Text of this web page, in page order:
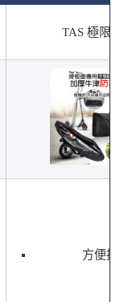
TAS 極限運
方便攜